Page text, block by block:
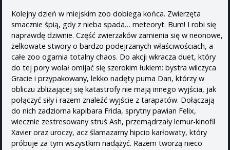
Kolejny dzień w miejskim zoo dobiega końca. Zwierzęta
smacznie śpią, gdy z nieba spada… meteoryt. Bum! I robi się
naprawdę dziwnie. Część zwierzaków zamienia się w neonowe,
żelkowate stwory o bardzo podejrzanych właściwościach, a
całe zoo ogarnia totalny chaos. Do akcji wkracza duet, który
do tej pory wolał omijać się szerokim łukiem: bystra wilczyca
Gracie i przypakowany, lekko nadęty puma Dan, którzy w
obliczu zbliżającej się katastrofy nie mają innego wyjścia, jak
połączyć siły i razem znaleźć wyjście z tarapatów. Dołączają
do nich zadziorna kapibara Frida, sprytny pawian Felix,
wiecznie zestresowany struś Ash, przemądrzały lemur-kinofil
Xavier oraz uroczy, acz ślamazarny hipcio karłowaty, który
próbuje za tym wszystkim nadążyć. Razem tworzą nieco